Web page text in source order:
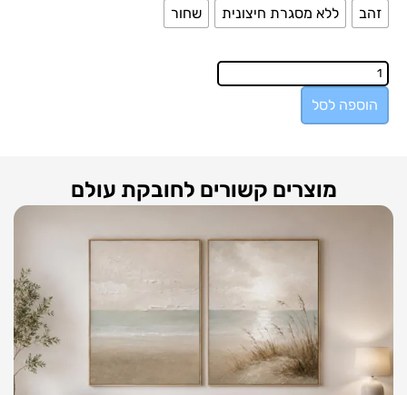
זהב
ללא מסגרת חיצונית שחור
הוספה לסל
מוצרים קשורים לחובקת עולם